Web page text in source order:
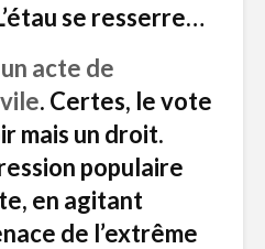
se resserre…
acte de
. Certes, le vote
mais un droit.
populaire
en agitant
de l’extrême